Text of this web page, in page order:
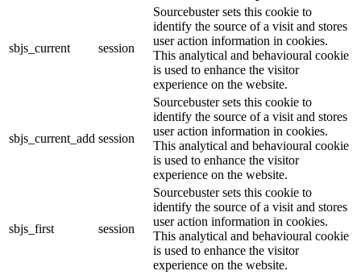
sbjs_current session
Sourcebuster sets this cookie to
identify the source of a visit and stores
user action information in cookies.
This analytical and behavioural cookie
is used to enhance the visitor
experience on the website.
sbjs_current_add session
Sourcebuster sets this cookie to
identify the source of a visit and stores
user action information in cookies.
This analytical and behavioural cookie
is used to enhance the visitor
experience on the website.
sbjs_first session
Sourcebuster sets this cookie to
identify the source of a visit and stores
user action information in cookies.
This analytical and behavioural cookie
is used to enhance the visitor
experience on the website.